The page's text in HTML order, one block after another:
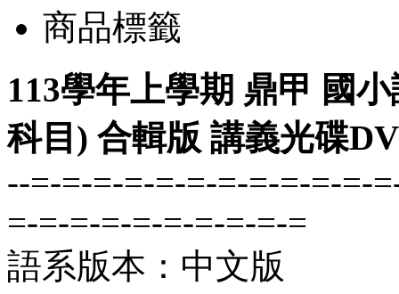
商品標籤
113學年上學期 鼎甲 國
科目) 合輯版 講義光碟
--=-=-=-=-=-=-=-=-=-=-=-
=-=-=-=-=-=-=-=-=-=
語系版本：中文版